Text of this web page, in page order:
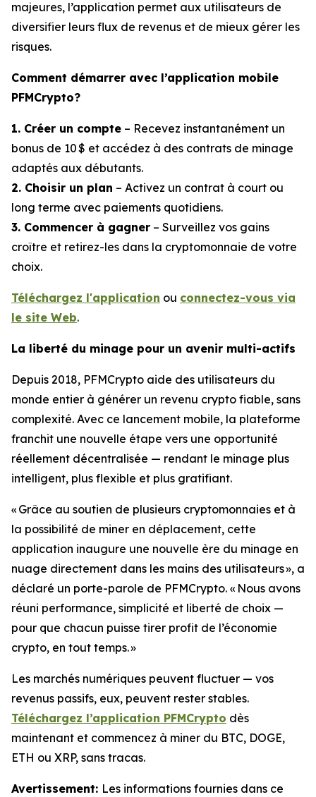
majeures, l’application permet aux utilisateurs de
diversifier leurs flux de revenus et de mieux gérer les
risques.
Comment démarrer avec l’application mobile
PFMCrypto?
1. Créer un compte – Recevez instantanément un
bonus de 10 $ et accédez à des contrats de minage
adaptés aux débutants.
2. Choisir un plan – Activez un contrat à court ou
long terme avec paiements quotidiens.
3. Commencer à gagner – Surveillez vos gains
croître et retirez-les dans la cryptomonnaie de votre
choix.
Téléchargez l'application ou connectez-vous via
le site Web.
La liberté du minage pour un avenir multi-actifs
Depuis 2018, PFMCrypto aide des utilisateurs du
monde entier à générer un revenu crypto fiable, sans
complexité. Avec ce lancement mobile, la plateforme
franchit une nouvelle étape vers une opportunité
réellement décentralisée — rendant le minage plus
intelligent, plus flexible et plus gratifiant.
« Grâce au soutien de plusieurs cryptomonnaies et à
la possibilité de miner en déplacement, cette
application inaugure une nouvelle ère du minage en
nuage directement dans les mains des utilisateurs », a
déclaré un porte-parole de PFMCrypto. « Nous avons
réuni performance, simplicité et liberté de choix —
pour que chacun puisse tirer profit de l’économie
crypto, en tout temps. »
Les marchés numériques peuvent fluctuer — vos
revenus passifs, eux, peuvent rester stables.
Téléchargez l’application PFMCrypto dès
maintenant et commencez à miner du BTC, DOGE,
ETH ou XRP, sans tracas.
Avertissement: Les informations fournies dans ce